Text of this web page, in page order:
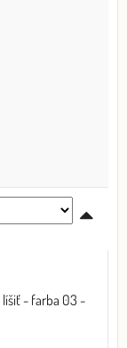
líšiť - farba 03 -